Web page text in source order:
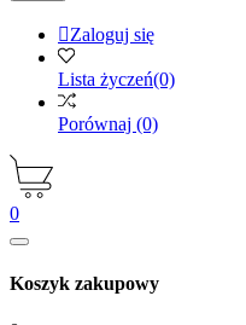
Zaloguj się
Lista życzeń(0)
Porównaj (0)
0
Koszyk zakupowy